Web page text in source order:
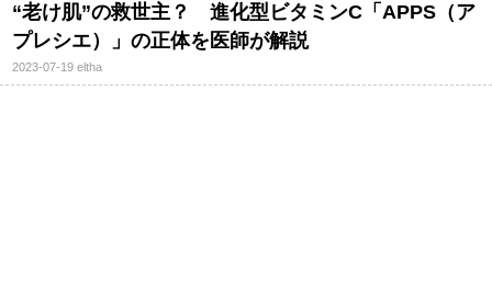
“老け肌”の救世主？ 進化型ビタミンC「APPS（ア
プレシエ）」の正体を医師が解説
2023-07-19eltha